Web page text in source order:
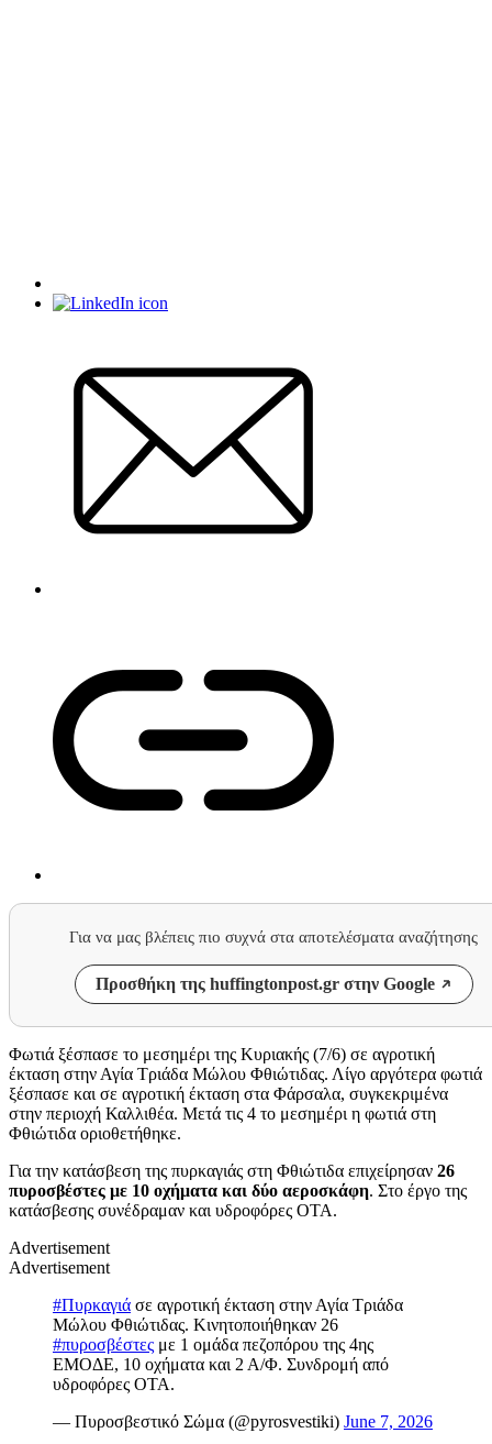
Για να μας βλέπεις πιο συχνά στα αποτελέσματα αναζήτησης
Προσθήκη της huffingtonpost.gr στην Google
Φωτιά ξέσπασε το μεσημέρι της Κυριακής (7/6) σε αγροτική
έκταση στην Αγία Τριάδα Μώλου Φθιώτιδας. Λίγο αργότερα φωτιά
ξέσπασε και σε αγροτική έκταση στα Φάρσαλα, συγκεκριμένα
στην περιοχή Καλλιθέα. Μετά τις 4 το μεσημέρι η φωτιά στη
Φθιώτιδα οριοθετήθηκε.
Για την κατάσβεση της πυρκαγιάς στη Φθιώτιδα επιχείρησαν 26
πυροσβέστες με 10 οχήματα και δύο αεροσκάφη. Στο έργο της
κατάσβεσης συνέδραμαν και υδροφόρες ΟΤΑ.
Advertisement
Advertisement
#Πυρκαγιά σε αγροτική έκταση στην Αγία Τριάδα
Μώλου Φθιώτιδας. Κινητοποιήθηκαν 26
#πυροσβέστες με 1 ομάδα πεζοπόρου της 4ης
ΕΜΟΔΕ, 10 οχήματα και 2 Α/Φ. Συνδρομή από
υδροφόρες ΟΤΑ.
— Πυροσβεστικό Σώμα (@pyrosvestiki) June 7, 2026